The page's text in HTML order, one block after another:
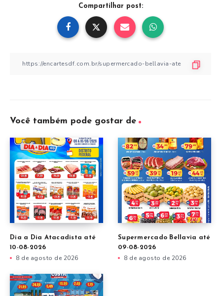
Compartilhar post:
Você também pode gostar de
Dia a Dia Atacadista até
10-08-2026
8 de agosto de 2026
Supermercado Bellavia até
09-08-2026
8 de agosto de 2026